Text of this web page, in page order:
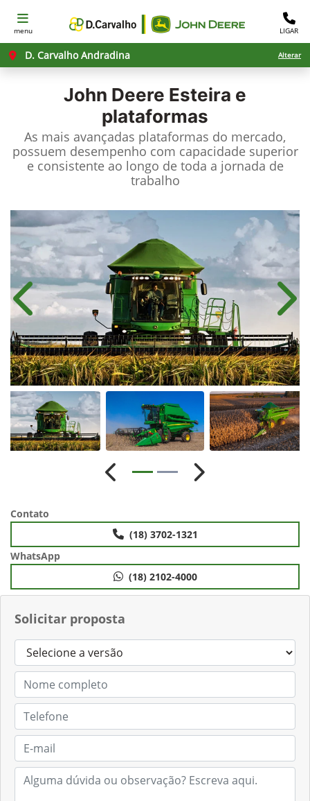
menu LIGAR
D. Carvalho Andradina Alterar
John Deere Esteira e
plataformas
As mais avançadas plataformas do mercado,
possuem desempenho com capacidade superior
e consistente ao longo de toda a jornada de
trabalho
Solicitar proposta
Anterior
Anterior Próximo
Contato
(18) 3702-1321
WhatsApp
(18) 2102-4000